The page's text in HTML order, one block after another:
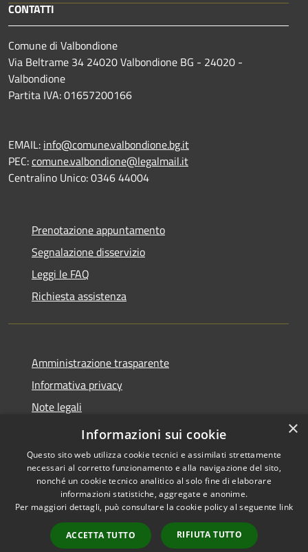
CONTATTI
Comune di Valbondione
Via Beltrame 34 24020 Valbondione BG - 24020 -
Valbondione
Partita IVA: 01657200166
EMAIL: info@comune.valbondione.bg.it
PEC:comune.valbondione@legalmail.it
Centralino Unico: 0346 44004
Prenotazione appuntamento
Segnalazione disservizio
Leggi le FAQ
Richiesta assistenza
Amministrazione trasparente
Informativa privacy
Note legali
Dichiarazione di accessibilità
Accessibilità
Copyright © 2026 • Comune di
Valbondione • Powered by
Municipium•
Accesso
×
Informazioni sui cookie
Questo sito web utilizza cookie tecnici e assimilati strettamente
necessari al corretto funzionamento e alla navigazione del sito,
nonché un cookie tecnico analitico al solo fine di elaborare
informazioni statistiche, aggregate e anonime.
Per maggiori dettagli, può consultare la cookie policy al seguente link
ACCETTA TUTTO RIFIUTA TUTTO